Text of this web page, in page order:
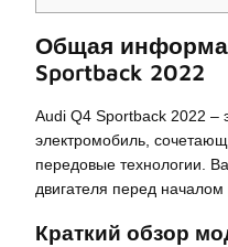
Общая
Sportback 2022
Audi Q4 Sportback 2022 –
электромобиль,
передовые технологии.
двигателя перед началом
Краткий обзор